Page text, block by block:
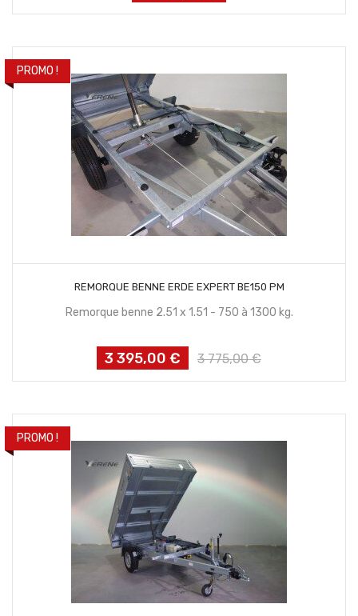
PROMO !
REMORQUE BENNE ERDE EXPERT BE150 PM
Remorque benne 2.51 x 1.51 - 750 à 1300 kg.
Prix
3 395,00 €
Prix
3 775,00 €
PROMO !